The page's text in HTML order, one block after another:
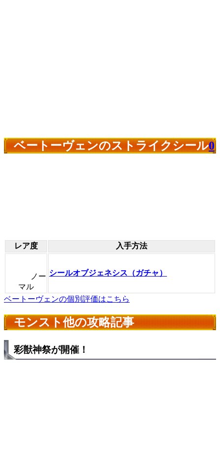
ベートーヴェンのストライクシール0
レア度 入手方法
ノー
マル
シールオブジェネシス（ガチャ）
ベートーヴェンの個別評価はこちら
モンスト他の攻略記事
彩獣神祭が開催！